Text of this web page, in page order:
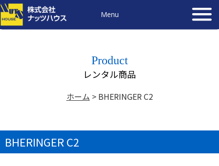
Menu
Product
レンタル商品
ホーム > BHERINGER C2
BHERINGER C2